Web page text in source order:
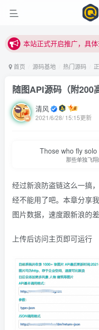
本站正式开启推广，具
站内下载链接有问题请
本站正式开启推广，具体
首页 源码基地 热门源码
随图API源码（附200
清风
2021/6/28/ 15:15更新
Those who fly
那些单独飞
经过新浪防盗链这么一搞
经不能用了吧。本章分享
图片数据，速度跟新浪的
上传后访问主页即可运行